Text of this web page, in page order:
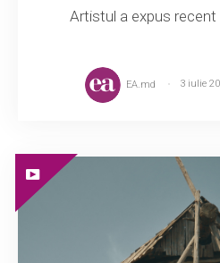
Artistul a expus
EA.md 3 iulie